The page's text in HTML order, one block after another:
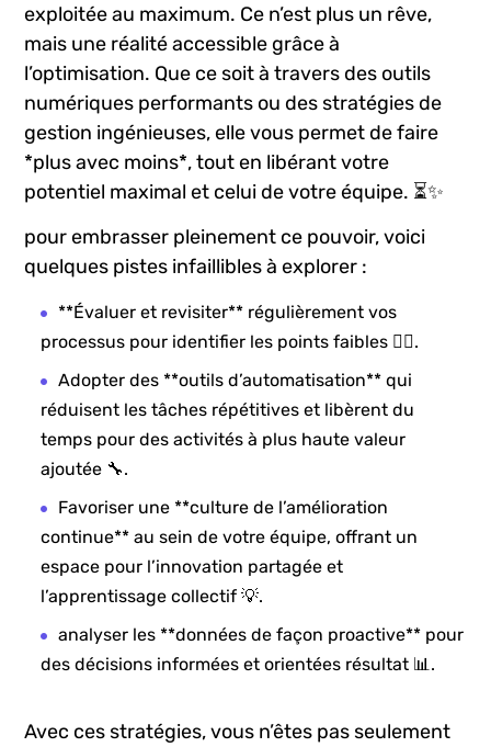
exploitée au maximum. Ce n’est plus un ‌rêve,
mais une réalité accessible grâce à
‍l’optimisation. ⁤Que ce soit⁢ à travers des outils
numériques performants ou des stratégies de
gestion ingénieuses, elle vous permet de faire
*plus avec moins*, tout ​en libérant votre
potentiel⁤ maximal ‍et celui de votre équipe. ⏳✨
pour ⁢embrasser ​pleinement ce pouvoir, voici
quelques pistes infaillibles à explorer :
**Évaluer et revisiter** régulièrement vos
processus pour identifier les points faibles 🕵️‍♀️.
Adopter des **outils d’automatisation**​ qui⁢
réduisent les tâches répétitives ‌et libèrent du
temps pour⁤ des ⁣activités à plus haute valeur⁣
ajoutée ⁢🔧.
Favoriser⁤ une **culture‍ de l’amélioration
continue** au ⁣sein de votre équipe, offrant un
espace⁤ pour‍ l’innovation partagée et
l’apprentissage collectif 💡.
analyser les​ **données de ‌façon proactive** pour
des décisions ⁢informées et orientées ⁤résultat 📊.
Avec ces stratégies, vous n’êtes pas seulement